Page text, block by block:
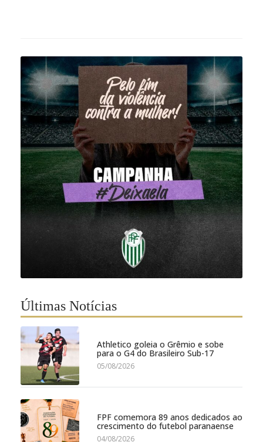
Últimas Notícias
Athletico goleia o Grêmio e sobe
para o G4 do Brasileiro Sub-17
05/08/2026
FPF comemora 89 anos dedicados ao
crescimento do futebol paranaense
04/08/2026